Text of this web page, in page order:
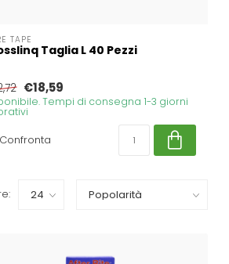
TAPE
Taglia L 40 Pezzi
€18,59
Tempi di consegna 1-3 giorni
Confronta